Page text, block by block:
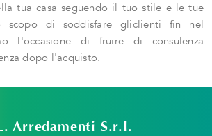
tua casa seguendo il tuo stile e le tue
scopo di soddisfare gliclienti fin nel
l'occasione di fruire di consulenza
dopo l'acquisto.
Arredamenti S.r.l.